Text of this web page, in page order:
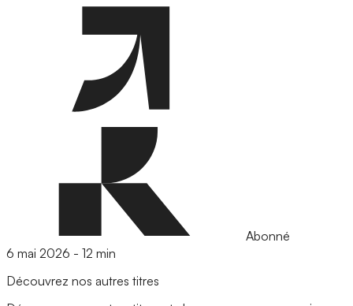
Abonné
6 mai 2026 - 12 min
Découvrez nos autres titres